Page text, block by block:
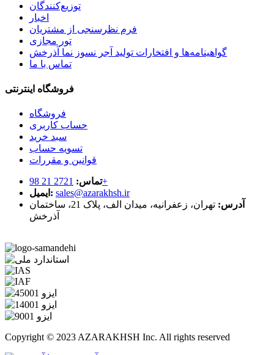
توزیع‌کنندگان
اخبار
فرم نظرسنجی از مشتریان
تور مجازی
گواهینامه‌ها و افتخارات تولید آجر نسوز نما آذرخش
تماس با ما
فروشگاه اینترنتی
فروشگاه
حساب کاربری
سبد خرید
تسویه حساب
قوانین و مقررات
تماس:2721 21 98+
ایمیل: sales@azarakhsh.ir
آدرس:
تهران، زعفرانیه، میدان الف، پلاک 21، ساختمان
آذرخش
Copyright © 2023 AZARAKHSH Inc. All rights reserved